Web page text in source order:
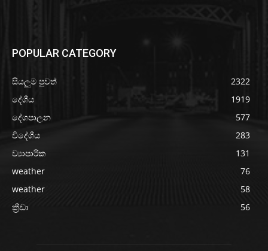
POPULAR CATEGORY
සියලුම පුවත්
2322
දේශීය
1919
දේශපාලන
577
විදේශීය
283
ව්‍යාපාරික
131
weather
76
weather
58
ක්‍රීඩා
56